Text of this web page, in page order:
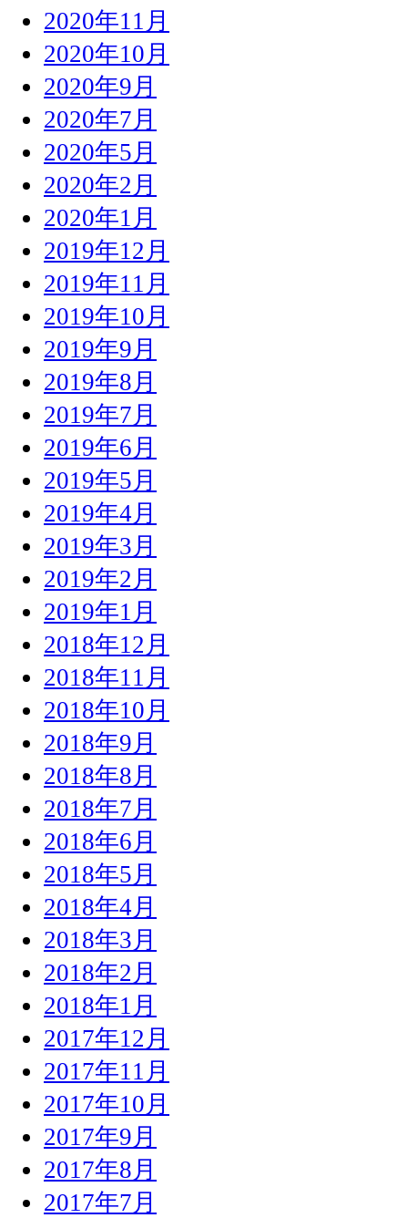
2020年11月
2020年10月
2020年9月
2020年7月
2020年5月
2020年2月
2020年1月
2019年12月
2019年11月
2019年10月
2019年9月
2019年8月
2019年7月
2019年6月
2019年5月
2019年4月
2019年3月
2019年2月
2019年1月
2018年12月
2018年11月
2018年10月
2018年9月
2018年8月
2018年7月
2018年6月
2018年5月
2018年4月
2018年3月
2018年2月
2018年1月
2017年12月
2017年11月
2017年10月
2017年9月
2017年8月
2017年7月